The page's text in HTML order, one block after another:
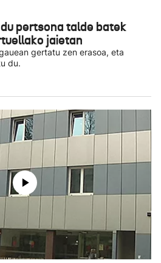
pertsona talde batek
jaietan
gertatu zen erasoa, eta
du.